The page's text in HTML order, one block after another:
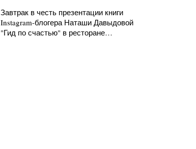
Завтрак в честь презентации книги
Instagram-блогера Наташи Давыдовой
"Гид по счастью" в ресторане…